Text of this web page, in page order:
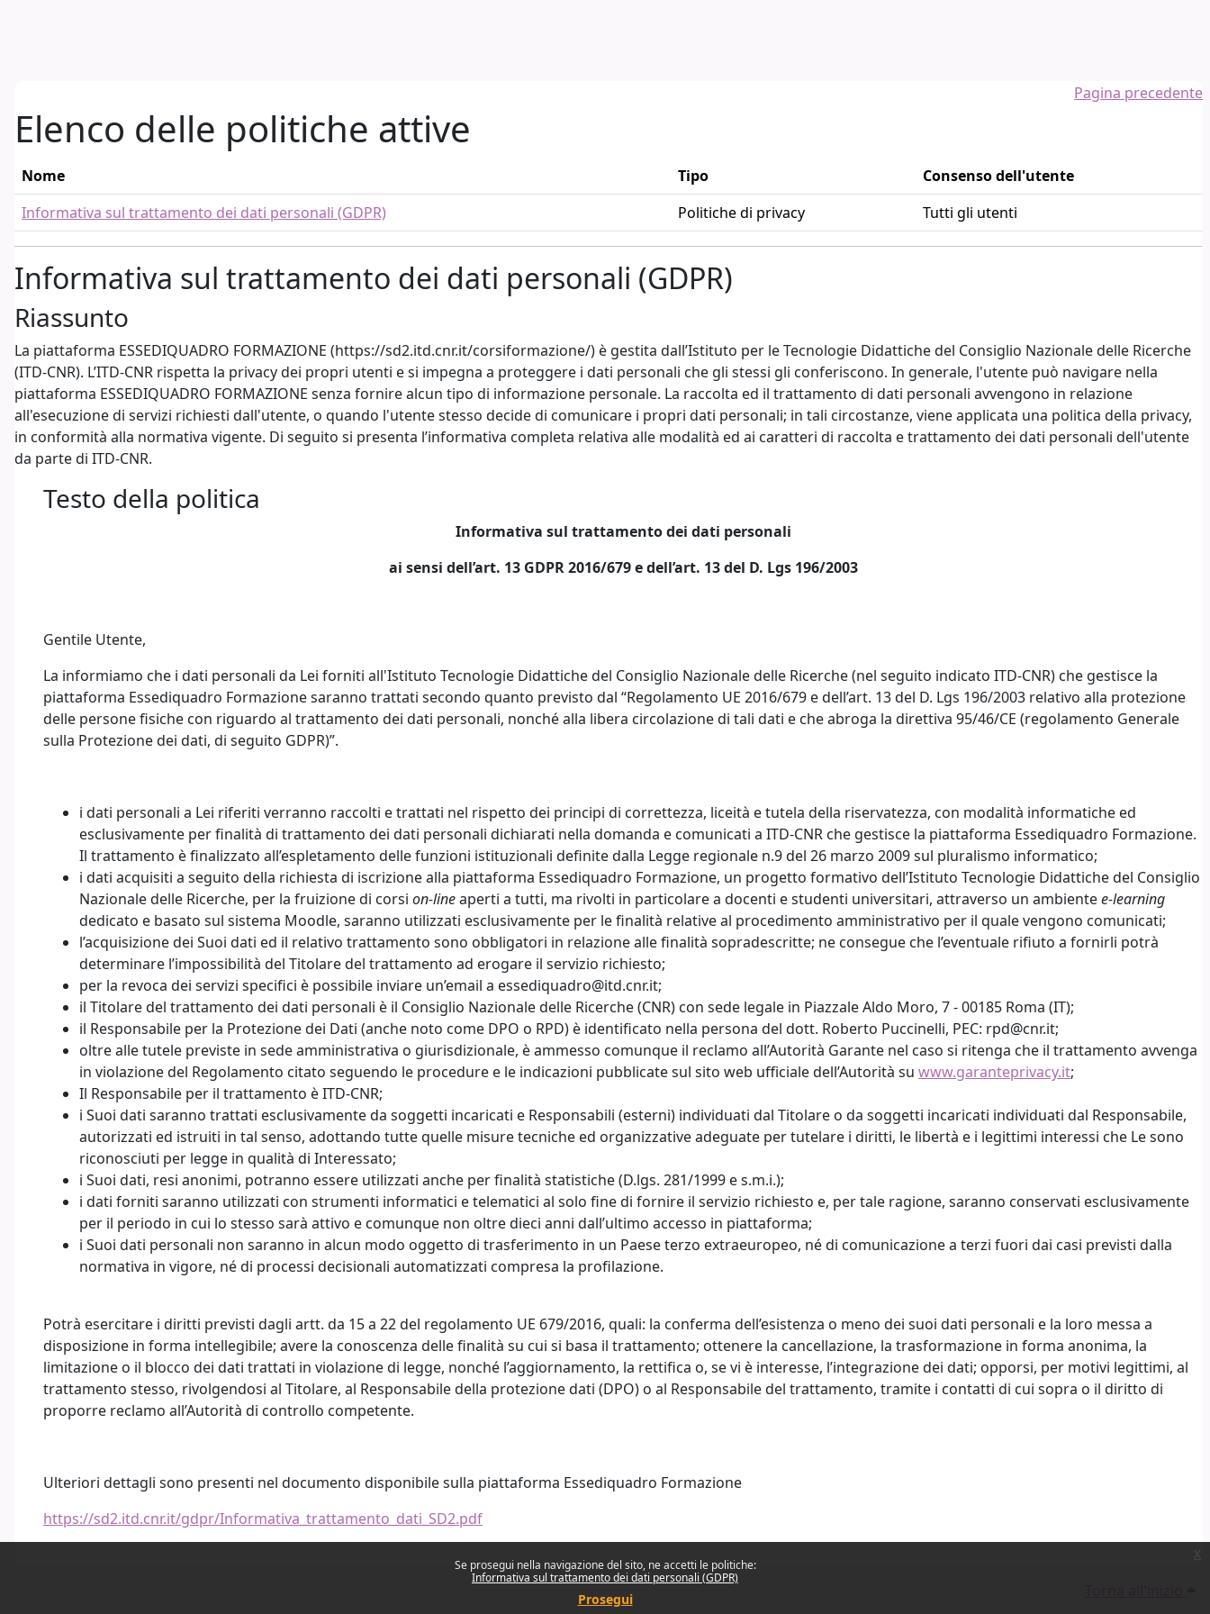
Se prosegui nella navigazione del sito, ne accetti le politiche:
Informativa sul trattamento dei dati personali (GDPR)
Prosegui
Pagina precedente
Elenco delle politiche attive
Nome Tipo
Consenso dell'utente
Informativa sul trattamento dei dati personali (GDPR)
Politiche di privacy Tutti gli utenti
Informativa sul trattamento dei dati personali (GDPR)
Riassunto
La piattaforma ESSEDIQUADRO FORMAZIONE (https://sd2.itd.cnr.it/corsiformazione/) è gestita dall’Istituto per le Tecnologie Didattiche del Consiglio Nazionale delle Ricerche
(ITD-CNR). L’ITD-CNR rispetta la privacy dei propri utenti e si impegna a proteggere i dati personali che gli stessi gli conferiscono. In generale, l'utente può navigare nella
piattaforma ESSEDIQUADRO FORMAZIONE senza fornire alcun tipo di informazione personale. La raccolta ed il trattamento di dati personali avvengono in relazione
all'esecuzione di servizi richiesti dall'utente, o quando l'utente stesso decide di comunicare i propri dati personali; in tali circostanze, viene applicata una politica della privacy,
in conformità alla normativa vigente. Di seguito si presenta l’informativa completa relativa alle modalità ed ai caratteri di raccolta e trattamento dei dati personali dell'utente
da parte di ITD-CNR.
Testo della politica
Informativa sul trattamento dei dati personali
ai sensi dell’art. 13 GDPR 2016/679 e dell’art. 13 del D. Lgs 196/2003
Gentile Utente,
La informiamo che i dati personali da Lei forniti all'Istituto Tecnologie Didattiche del Consiglio Nazionale delle Ricerche (nel seguito indicato ITD-CNR) che gestisce la
piattaforma Essediquadro Formazione saranno trattati secondo quanto previsto dal “Regolamento UE 2016/679 e dell’art. 13 del D. Lgs 196/2003 relativo alla protezione
delle persone fisiche con riguardo al trattamento dei dati personali, nonché alla libera circolazione di tali dati e che abroga la direttiva 95/46/CE (regolamento Generale
sulla Protezione dei dati, di seguito GDPR)”.
i dati personali a Lei riferiti verranno raccolti e trattati nel rispetto dei principi di correttezza, liceità e tutela della riservatezza, con modalità informatiche ed
esclusivamente per finalità di trattamento dei dati personali dichiarati nella domanda e comunicati a ITD-CNR che gestisce la piattaforma Essediquadro Formazione.
Il trattamento è finalizzato all’espletamento delle funzioni istituzionali definite dalla Legge regionale n.9 del 26 marzo 2009 sul pluralismo informatico;
i dati acquisiti a seguito della richiesta di iscrizione alla piattaforma Essediquadro Formazione, un progetto formativo dell’Istituto Tecnologie Didattiche del Consiglio
Nazionale delle Ricerche, per la fruizione di corsi on-lineaperti a tutti, ma rivolti in particolare a docenti e studenti universitari, attraverso un ambientee-learning
dedicato e basato sul sistema Moodle, saranno utilizzati esclusivamente per le finalità relative al procedimento amministrativo per il quale vengono comunicati;
l’acquisizione dei Suoi dati ed il relativo trattamento sono obbligatori in relazione alle finalità sopradescritte; ne consegue che l’eventuale rifiuto a fornirli potrà
determinare l’impossibilità del Titolare del trattamento ad erogare il servizio richiesto;
per la revoca dei servizi specifici è possibile inviare un’email a essediquadro@itd.cnr.it;
il Titolare del trattamento dei dati personali è il Consiglio Nazionale delle Ricerche (CNR) con sede legale in Piazzale Aldo Moro, 7 - 00185 Roma (IT);
il Responsabile per la Protezione dei Dati (anche noto come DPO o RPD) è identificato nella persona del dott. Roberto Puccinelli, PEC: rpd@cnr.it;
oltre alle tutele previste in sede amministrativa o giurisdizionale, è ammesso comunque il reclamo all’Autorità Garante nel caso si ritenga che il trattamento avvenga
in violazione del Regolamento citato seguendo le procedure e le indicazioni pubblicate sul sito web ufficiale dell’Autorità su www.garanteprivacy.it;
Il Responsabile per il trattamento è ITD-CNR;
i Suoi dati saranno trattati esclusivamente da soggetti incaricati e Responsabili (esterni) individuati dal Titolare o da soggetti incaricati individuati dal Responsabile,
autorizzati ed istruiti in tal senso, adottando tutte quelle misure tecniche ed organizzative adeguate per tutelare i diritti, le libertà e i legittimi interessi che Le sono
riconosciuti per legge in qualità di Interessato;
i Suoi dati, resi anonimi, potranno essere utilizzati anche per finalità statistiche (D.lgs. 281/1999 e s.m.i.);
i dati forniti saranno utilizzati con strumenti informatici e telematici al solo fine di fornire il servizio richiesto e, per tale ragione, saranno conservati esclusivamente
per il periodo in cui lo stesso sarà attivo e comunque non oltre dieci anni dall’ultimo accesso in piattaforma;
i Suoi dati personali non saranno in alcun modo oggetto di trasferimento in un Paese terzo extraeuropeo, né di comunicazione a terzi fuori dai casi previsti dalla
normativa in vigore, né di processi decisionali automatizzati compresa la profilazione.
Potrà esercitare i diritti previsti dagli artt. da 15 a 22 del regolamento UE 679/2016, quali: la conferma dell’esistenza o meno dei suoi dati personali e la loro messa a
disposizione in forma intellegibile; avere la conoscenza delle finalità su cui si basa il trattamento; ottenere la cancellazione, la trasformazione in forma anonima, la
limitazione o il blocco dei dati trattati in violazione di legge, nonché l’aggiornamento, la rettifica o, se vi è interesse, l’integrazione dei dati; opporsi, per motivi legittimi, al
trattamento stesso, rivolgendosi al Titolare, al Responsabile della protezione dati (DPO) o al Responsabile del trattamento, tramite i contatti di cui sopra o il diritto di
proporre reclamo all’Autorità di controllo competente.
Ulteriori dettagli sono presenti nel documento disponibile sulla piattaforma Essediquadro Formazione
https://sd2.itd.cnr.it/gdpr/Informativa_trattamento_dati_SD2.pdf